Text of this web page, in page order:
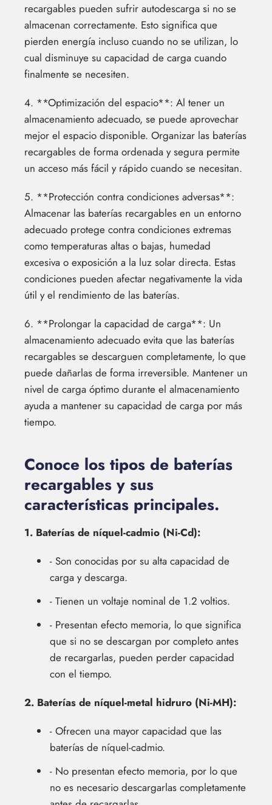
recargables pueden sufrir autodescarga si no se
almacenan correctamente. Esto significa que
pierden energía incluso cuando no se utilizan, lo
cual disminuye su capacidad de carga cuando
finalmente se necesiten.
4. **Optimización del espacio**: Al tener un
almacenamiento adecuado, se puede aprovechar
mejor el espacio disponible. Organizar las baterías
recargables de forma ordenada y segura permite
un acceso más fácil y rápido cuando se necesitan.
5. **Protección contra condiciones adversas**:
Almacenar las baterías recargables en un entorno
adecuado protege contra condiciones extremas
como temperaturas altas o bajas, humedad
excesiva o exposición a la luz solar directa. Estas
condiciones pueden afectar negativamente la vida
útil y el rendimiento de las baterías.
6. **Prolongar la capacidad de carga**: Un
almacenamiento adecuado evita que las baterías
recargables se descarguen completamente, lo que
puede dañarlas de forma irreversible. Mantener un
nivel de carga óptimo durante el almacenamiento
ayuda a mantener su capacidad de carga por más
tiempo.
Conoce los tipos de baterías
recargables y sus
características principales.
1. Baterías de níquel-cadmio (Ni-Cd):
- Son conocidas por su alta capacidad de
carga y descarga.
- Tienen un voltaje nominal de 1.2 voltios.
- Presentan efecto memoria, lo que significa
que si no se descargan por completo antes
de recargarlas, pueden perder capacidad
con el tiempo.
2. Baterías de níquel-metal hidruro (Ni-MH):
- Ofrecen una mayor capacidad que las
baterías de níquel-cadmio.
- No presentan efecto memoria, por lo que
no es necesario descargarlas completamente